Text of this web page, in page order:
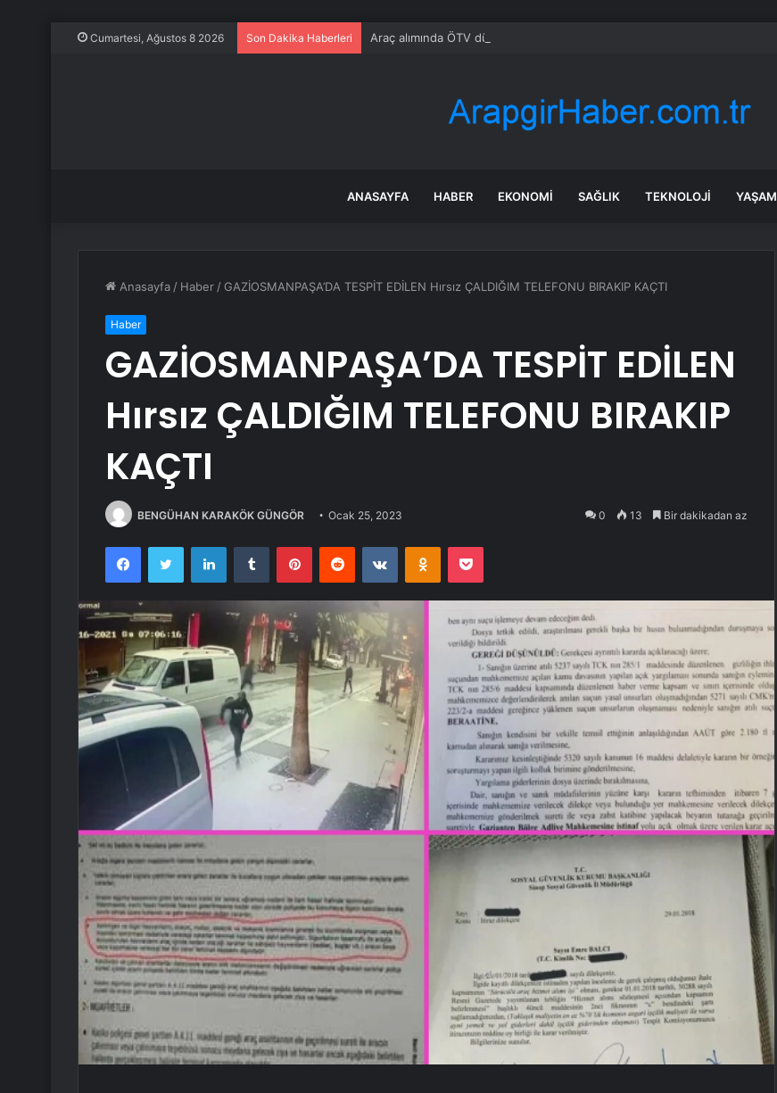
Cumartesi, Ağustos 8 2026 Son Dakika Haberleri Araç alımında ÖTV düzenlemesi: Vatandaşlar bayilere akın etti
ANASAYFA HABER EKONOMI SAĞLIK TEKNOLOJI YAŞAM
Anasayfa / Haber / GAZİOSMANPAŞA’DA TESPİT EDİLEN Hırsız ÇALDIĞIM TELEFONU BIRAKIP KAÇTI
Haber
GAZİOSMANPAŞA’DA TESPİT EDİLEN
Hırsız ÇALDIĞIM TELEFONU BIRAKIP
KAÇTI
BENGÜHAN KARAKÖK GÜNGÖR Ocak 25, 2023 0 13 Bir dakikadan az
FacebookTwitter LinkedInTumblr PinterestReddit VKontakteOdnoklassniki
Pocket